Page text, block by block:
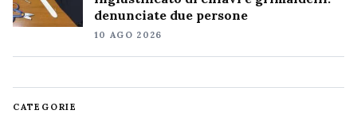
denunciate due persone
10 AGO 2026
CATEGORIE